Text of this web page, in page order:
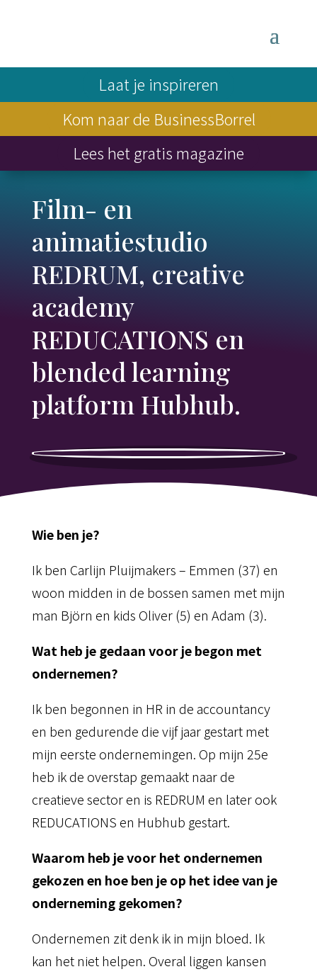
Laat je inspireren
Kom naar de BusinessBorrel
Lees het gratis magazine
Film- en
animatiestudio
REDRUM, creative
academy
REDUCATIONS en
blended learning
platform Hubhub.
Wie ben je?
Ik ben Carlijn Pluijmakers – Emmen (37) en
woon midden in de bossen samen met mijn
man Björn en kids Oliver (5) en Adam (3).
Wat heb je gedaan voor je begon met
ondernemen?
Ik ben begonnen in HR in de accountancy
en ben gedurende die vijf jaar gestart met
mijn eerste ondernemingen. Op mijn 25e
heb ik de overstap gemaakt naar de
creatieve sector en is REDRUM en later ook
REDUCATIONS en Hubhub gestart.
Waarom heb je voor het ondernemen
gekozen en hoe ben je op het idee van je
onderneming gekomen?
Ondernemen zit denk ik in mijn bloed. Ik
kan het niet helpen. Overal liggen kansen